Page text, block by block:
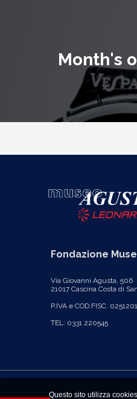
Questo sito utilizza
Month's
Fondazione
Via Giovanni Agusta, 506
21017 Cascina Costa di
P.IVA e COD.FISC.
TEL: 0331 220545